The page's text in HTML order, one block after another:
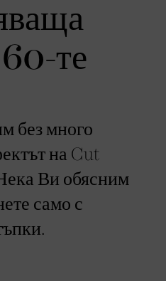
те
без много
на Cut
Ви обясним
само с